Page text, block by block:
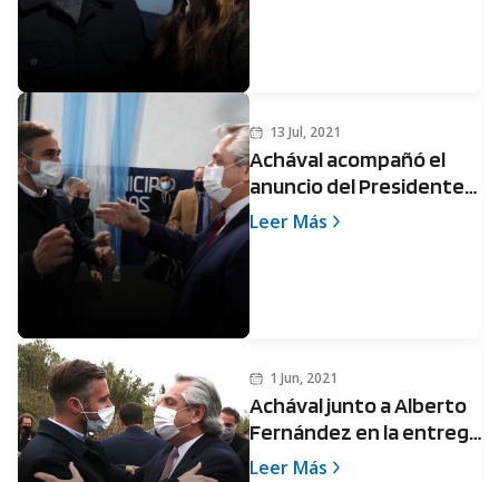
13 Jul, 2021
Achával acompañó el
anuncio del Presidente
para los jubilados
Leer Más
1 Jun, 2021
Achával junto a Alberto
Fernández en la entrega
de viviendas de Casa
Leer Más